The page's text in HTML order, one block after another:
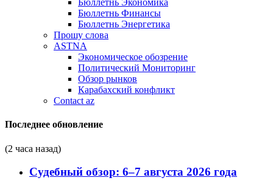
Бюллетнь Экономика
Бюллетнь Финансы
Бюллетнь Энергетика
Прошу слова
ASTNA
Экономическое обозрение
Политический Мониторинг
Обзор рынков
Карабахский конфликт
Contact az
Последнее обновление
(2 часа назад)
Судебный обзор: 6–7 августа 2026 года